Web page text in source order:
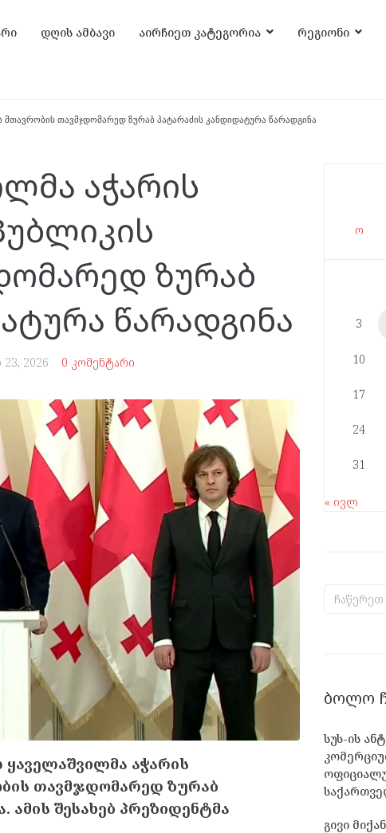
დღის ამბავი აირჩიეთ კატეგორია რეგიონი
თავმჯდომარედ ზურაბ პატარაძის კანდიდატურა წარადგინა
აჭარის
ზურაბ
წარადგინა
2026 0 კომენტარი
აჭარის
თავმჯდომარედ ზურაბ
შესახებ პრეზიდენტმა
ო
3
10
17
24
31
« ივლ
ᲑᲝᲚᲝ
სუს-ის
გივი